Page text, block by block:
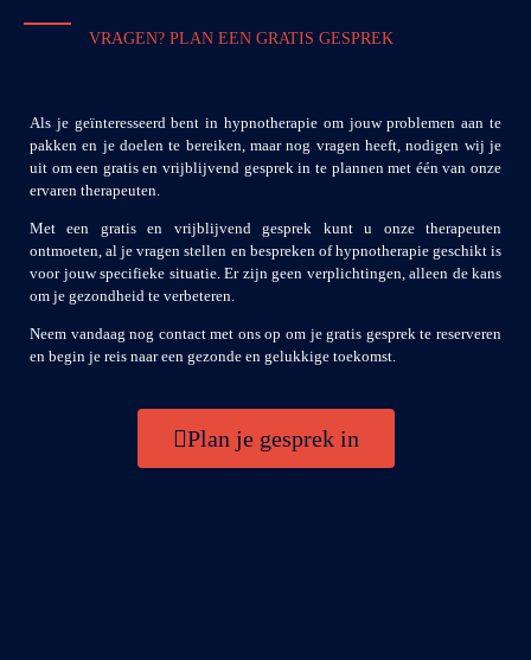
VRAGEN? PLAN EEN GRATIS GESPREK
Als je geïnteresseerd bent in hypnotherapie om jouw problemen aan te
pakken en je doelen te bereiken, maar nog vragen heeft, nodigen wij je
uit om een gratis en vrijblijvend gesprek in te plannen met één van onze
ervaren therapeuten.
Met een gratis en vrijblijvend gesprek kunt u onze therapeuten
ontmoeten, al je vragen stellen en bespreken of hypnotherapie geschikt is
voor jouw specifieke situatie. Er zijn geen verplichtingen, alleen de kans
om je gezondheid te verbeteren.
Neem vandaag nog contact met ons op om je gratis gesprek te reserveren
en begin je reis naar een gezonde en gelukkige toekomst.
Plan je gesprek in